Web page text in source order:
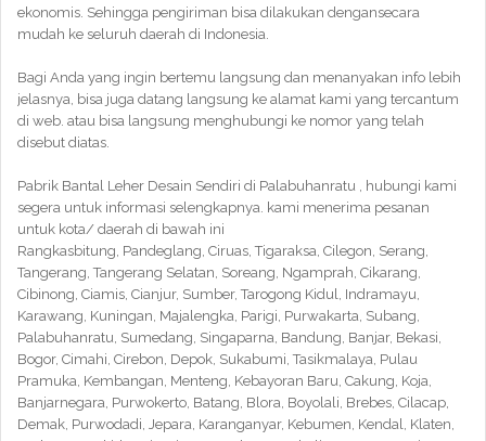
ekonomis. Sehingga pengiriman bisa dilakukan dengansecara
mudah ke seluruh daerah di Indonesia.
Bagi Anda yang ingin bertemu langsung dan menanyakan info lebih
jelasnya, bisa juga datang langsung ke alamat kami yang tercantum
di web. atau bisa langsung menghubungi ke nomor yang telah
disebut diatas.
Pabrik Bantal Leher Desain Sendiri di Palabuhanratu , hubungi kami
segera untuk informasi selengkapnya. kami menerima pesanan
untuk kota/ daerah di bawah ini
Rangkasbitung, Pandeglang, Ciruas, Tigaraksa, Cilegon, Serang,
Tangerang, Tangerang Selatan, Soreang, Ngamprah, Cikarang,
Cibinong, Ciamis, Cianjur, Sumber, Tarogong Kidul, Indramayu,
Karawang, Kuningan, Majalengka, Parigi, Purwakarta, Subang,
Palabuhanratu, Sumedang, Singaparna, Bandung, Banjar, Bekasi,
Bogor, Cimahi, Cirebon, Depok, Sukabumi, Tasikmalaya, Pulau
Pramuka, Kembangan, Menteng, Kebayoran Baru, Cakung, Koja,
Banjarnegara, Purwokerto, Batang, Blora, Boyolali, Brebes, Cilacap,
Demak, Purwodadi, Jepara, Karanganyar, Kebumen, Kendal, Klaten,